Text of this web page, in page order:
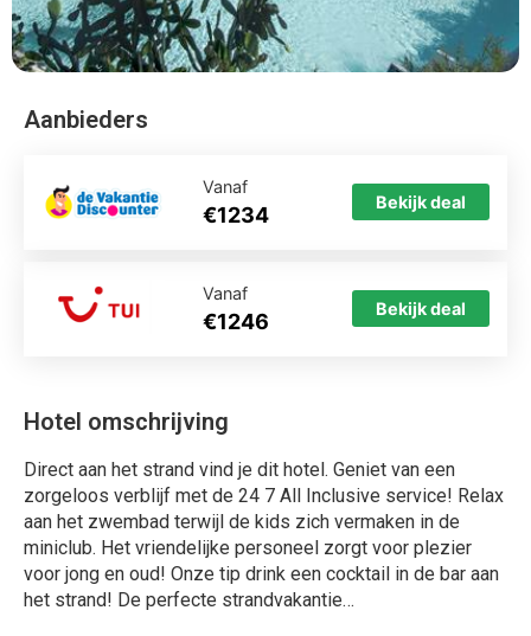
Hotel omschrijving
Direct aan het strand vind je dit hotel. Geniet van een
zorgeloos verblijf met de 24 7 All Inclusive service! Relax
aan het zwembad terwijl de kids zich vermaken in de
miniclub. Het vriendelijke personeel zorgt voor plezier
voor jong en oud! Onze tip drink een cocktail in de bar aan
het strand! De perfecte strandvakantie…
Aanbieders
Vanaf
€1234 Bekijk deal
Vanaf
€1246 Bekijk deal